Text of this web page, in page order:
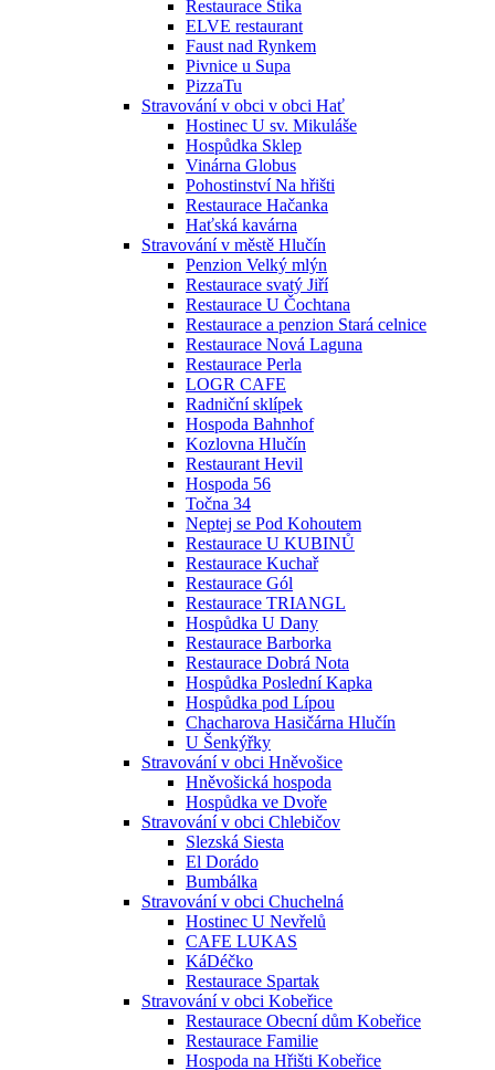
Restaurace Štika
ELVE restaurant
Faust nad Rynkem
Pivnice u Supa
PizzaTu
Stravování v obci v obci Hať
Hostinec U sv. Mikuláše
Hospůdka Sklep
Vinárna Globus
Pohostinství Na hřišti
Restaurace Hačanka
Haťská kavárna
Stravování v městě Hlučín
Penzion Velký mlýn
Restaurace svatý Jiří
Restaurace U Čochtana
Restaurace a penzion Stará celnice
Restaurace Nová Laguna
Restaurace Perla
LOGR CAFE
Radniční sklípek
Hospoda Bahnhof
Kozlovna Hlučín
Restaurant Hevil
Hospoda 56
Točna 34
Neptej se Pod Kohoutem
Restaurace U KUBINŮ
Restaurace Kuchař
Restaurace Gól
Restaurace TRIANGL
Hospůdka U Dany
Restaurace Barborka
Restaurace Dobrá Nota
Hospůdka Poslední Kapka
Hospůdka pod Lípou
Chacharova Hasičárna Hlučín
U Šenkýřky
Stravování v obci Hněvošice
Hněvošická hospoda
Hospůdka ve Dvoře
Stravování v obci Chlebičov
Slezská Siesta
El Dorádo
Bumbálka
Stravování v obci Chuchelná
Hostinec U Nevřelů
CAFE LUKAS
KáDéčko
Restaurace Spartak
Stravování v obci Kobeřice
Restaurace Obecní dům Kobeřice
Restaurace Familie
Hospoda na Hřišti Kobeřice